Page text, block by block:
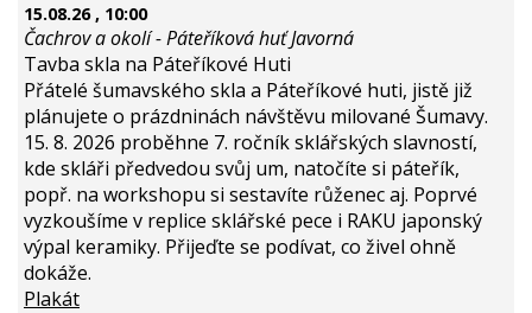
15.08.26, 10:00
Čachrov a okolí - Páteříková huť Javorná
Tavba skla na Páteříkové Huti
Přátelé šumavského skla a Páteříkové huti, jistě již
plánujete o prázdninách návštěvu milované Šumavy.
15. 8. 2026 proběhne 7. ročník sklářských slavností,
kde skláři předvedou svůj um, natočíte si páteřík,
popř. na workshopu si sestavíte růženec aj. Poprvé
vyzkoušíme v replice sklářské pece i RAKU japonský
výpal keramiky. Přijeďte se podívat, co živel ohně
dokáže.
Plakát